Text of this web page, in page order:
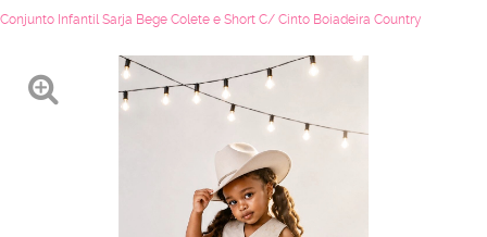
Conjunto Infantil Sarja Bege Colete e Short C/ Cinto Boiadeira Country